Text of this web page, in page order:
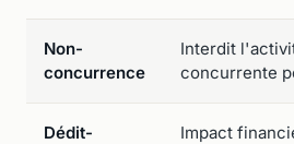
Non-
concurrence
Interdit
concurrente
Dédit-
Impact